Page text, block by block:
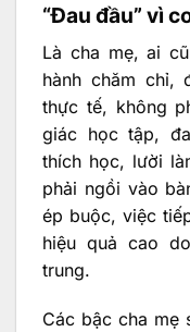
“Đau đầu” vì
Là cha mẹ, ai
hành chăm chỉ,
thực tế, không
giác học tập,
thích học, lười
phải ngồi vào
ép buộc, việc
hiệu quả cao
trung.
Các bậc cha mẹ